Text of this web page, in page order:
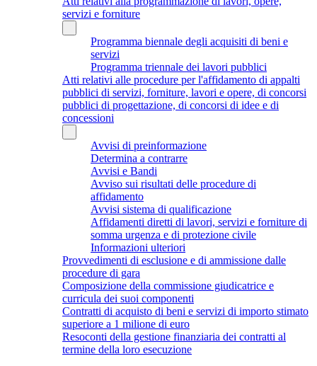
servizi e forniture
Programma biennale degli acquisiti di beni e
servizi
Programma triennale dei lavori pubblici
Atti relativi alle procedure per l'affidamento di appalti
pubblici di servizi, forniture, lavori e opere, di concorsi
pubblici di progettazione, di concorsi di idee e di
concessioni
Avvisi di preinformazione
Determina a contrarre
Avvisi e Bandi
Avviso sui risultati delle procedure di
affidamento
Avvisi sistema di qualificazione
Affidamenti diretti di lavori, servizi e forniture di
somma urgenza e di protezione civile
Informazioni ulteriori
Provvedimenti di esclusione e di ammissione dalle
procedure di gara
Composizione della commissione giudicatrice e
curricula dei suoi componenti
Contratti di acquisto di beni e servizi di importo stimato
superiore a 1 milione di euro
Resoconti della gestione finanziaria dei contratti al
termine della loro esecuzione